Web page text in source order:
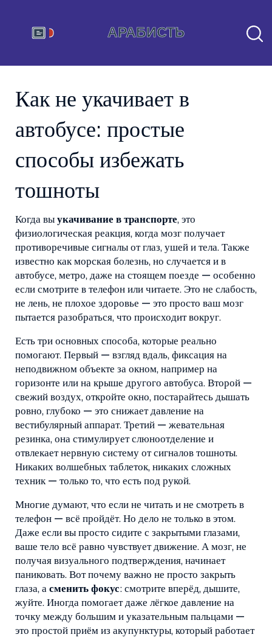
Как не укачивает в
автобусе: простые
способы избежать
тошноты
Когда вы укачивание в транспорте, это
физиологическая реакция, когда мозг получает
противоречивые сигналы от глаз, ушей и тела. Также
известно как морская болезнь, но случается и в
автобусе, метро, даже на стоящем поезде — особенно
если смотрите в телефон или читаете. Это не слабость,
не лень, не плохое здоровье — это просто ваш мозг
пытается разобраться, что происходит вокруг.
Есть три основных способа, которые реально
помогают. Первый — взгляд вдаль, фиксация на
неподвижном объекте за окном, например на
горизонте или на крыше другого автобуса. Второй —
свежий воздух, откройте окно, постарайтесь дышать
ровно, глубоко — это снижает давление на
вестибулярный аппарат. Третий — жевательная
резинка, она стимулирует слюноотделение и
отвлекает нервную систему от сигналов тошноты.
Никаких волшебных таблеток, никаких сложных
техник — только то, что есть под рукой.
Многие думают, что если не читать и не смотреть в
телефон — всё пройдёт. Но дело не только в этом.
Даже если вы просто сидите с закрытыми глазами,
ваше тело всё равно чувствует движение. А мозг, не
получая визуального подтверждения, начинает
паниковать. Вот почему важно не просто закрыть
глаза, а сменить фокус: смотрите вперёд, дышите,
жуйте. Иногда помогает даже лёгкое давление на
точку между большим и указательным пальцами —
это простой приём из акупунктуры, который работает